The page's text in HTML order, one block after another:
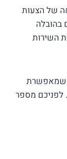
של הצעות
בהובלה
השירות
שמאפשרת
לפניכם מספר